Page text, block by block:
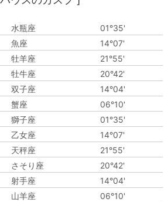
水瓶座
01°35'
魚座
14°07'
牡羊座
21°55'
牡牛座
20°42'
双子座
14°04'
蟹座
06°10'
獅子座
01°35'
乙女座
14°07'
天秤座
21°55'
さそり座
20°42'
射手座
14°04'
山羊座 06°10'